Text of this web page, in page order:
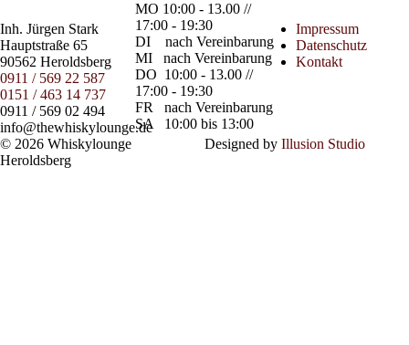
Inh. Jürgen Stark
Hauptstraße 65
90562 Heroldsberg
0911 / 569 22 587
0151 / 463 14 737
0911 / 569 02 494
info@thewhiskylounge.de
MO 10:00 - 13.00 //
17:00 - 19:30
DI
nach Vereinbarung
MI
nach Vereinbarung
DO 10:00 - 13.00 //
17:00 - 19:30
FR
nach Vereinbarung
SA
10:00 bis 13:00
Impressum
Datenschutz
Kontakt
© 2026 Whiskylounge
Heroldsberg
Designed by Illusion Studio